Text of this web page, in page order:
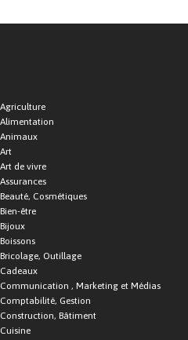
Agriculture
Alimentation
Animaux
Art
Art de vivre
Assurances
Beauté, Cosmétiques
Bien-être
Bijoux
Boissons
Bricolage, Outillage
Cadeaux
Communication , Marketing et Médias
Comptabilité, Gestion
Construction, Bâtiment
Cuisine